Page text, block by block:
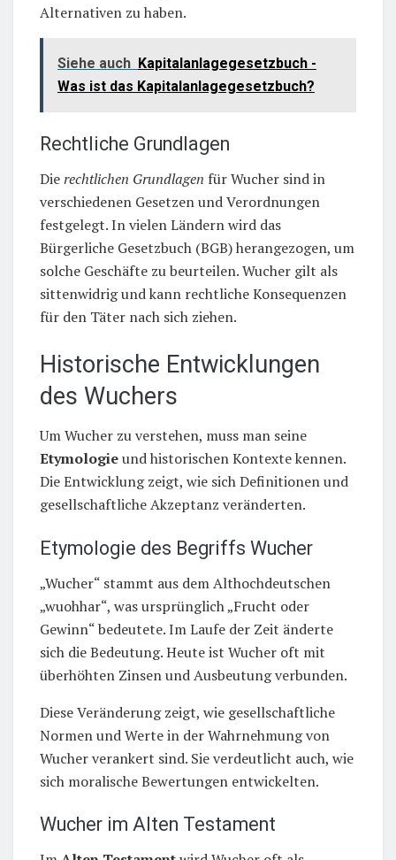
Alternativen zu haben.
Siehe auch Kapitalanlagegesetzbuch -
Was ist das Kapitalanlagegesetzbuch?
Rechtliche Grundlagen
Dierechtlichen Grundlagen für Wucher sind in
verschiedenen Gesetzen und Verordnungen
festgelegt. In vielen Ländern wird das
Bürgerliche Gesetzbuch (BGB) herangezogen, um
solche Geschäfte zu beurteilen. Wucher gilt als
sittenwidrig und kann rechtliche Konsequenzen
für den Täter nach sich ziehen.
Historische Entwicklungen
des Wuchers
Um Wucher zu verstehen, muss man seine
Etymologieund historischen Kontexte kennen.
Die Entwicklung zeigt, wie sich Definitionen und
gesellschaftliche Akzeptanz veränderten.
Etymologie des Begriffs Wucher
„Wucher“ stammt aus dem Althochdeutschen
„wuohhar“, was ursprünglich „Frucht oder
Gewinn“ bedeutete. Im Laufe der Zeit änderte
sich die Bedeutung. Heute ist Wucher oft mit
überhöhten Zinsen und Ausbeutung verbunden.
Diese Veränderung zeigt, wie gesellschaftliche
Normen und Werte in der Wahrnehmung von
Wucher verankert sind. Sie verdeutlicht auch, wie
sich moralische Bewertungen entwickelten.
Wucher im Alten Testament